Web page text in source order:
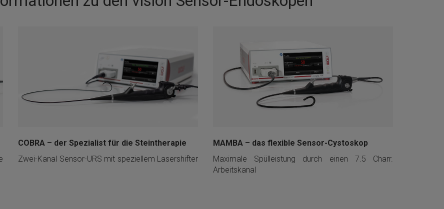
COBRA – der Spezialist für die Steintherapie
Zwei-Kanal Sensor-URS mit speziellem Lasershifter
MAMBA – das flexible Sensor-Cystoskop
Maximale Spülleistung durch einen 7.5 Charr.
Arbeitskanal